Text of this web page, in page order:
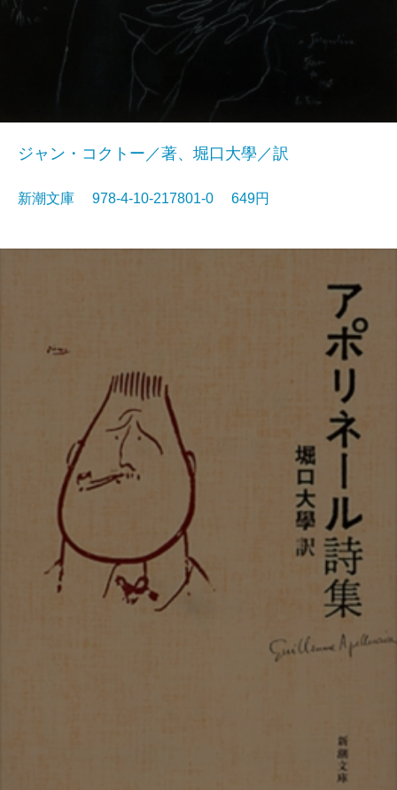
ジャン・コクトー／著、堀口大學／訳
新潮文庫 978-4-10-217801-0 649円